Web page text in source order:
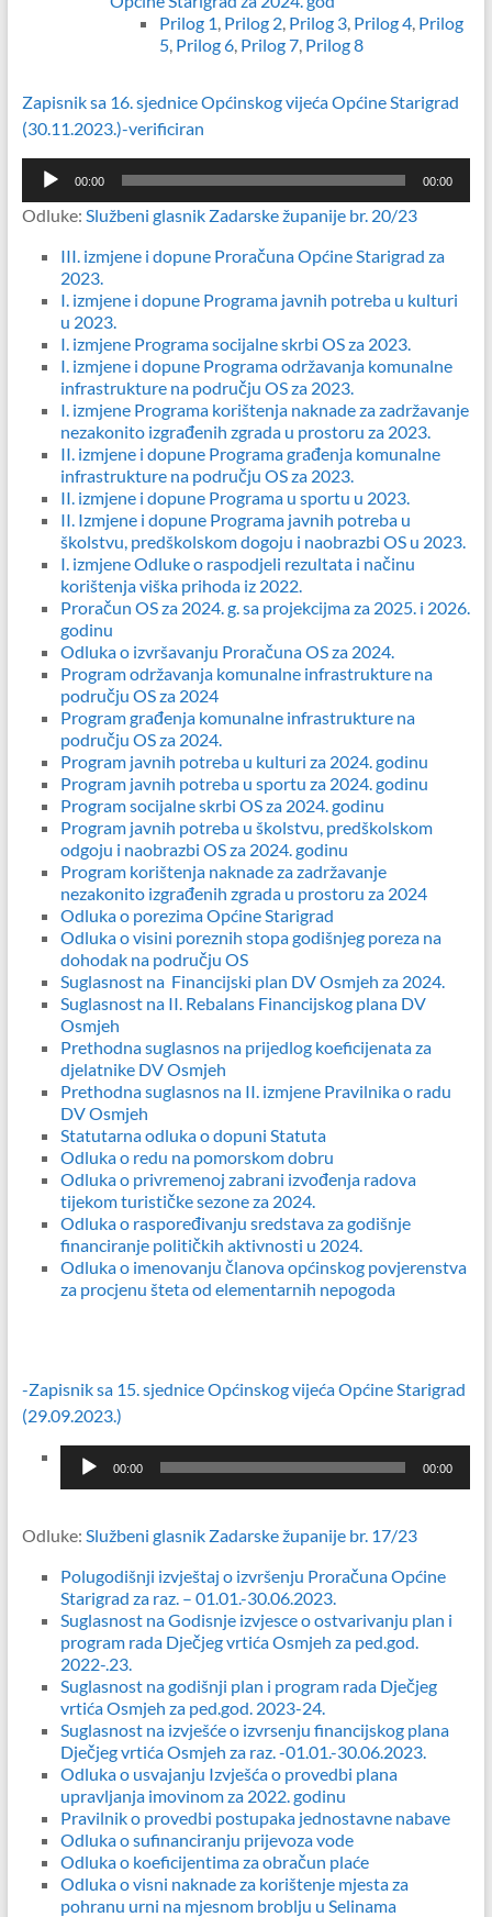
Prilog 1, Prilog 2, Prilog 3, Prilog 4, Prilog
5, Prilog 6, Prilog 7, Prilog 8
Zapisnik sa 16. sjednice Općinskog vijeća Općine Starigrad
(30.11.2023.)-verificiran
Reproduktor
audiozapisa
00:00 00:00
Odluke: Službeni glasnik Zadarske županije br. 20/23
III. izmjene i dopune Proračuna Općine Starigrad za
2023.
I. izmjene i dopune Programa javnih potreba u kulturi
u 2023.
I. izmjene Programa socijalne skrbi OS za 2023.
I. izmjene i dopune Programa održavanja komunalne
infrastrukture na području OS za 2023.
I. izmjene Programa korištenja naknade za zadržavanje
nezakonito izgrađenih zgrada u prostoru za 2023.
II. izmjene i dopune Programa građenja komunalne
infrastrukture na području OS za 2023.
II. izmjene i dopune Programa u sportu u 2023.
II. Izmjene i dopune Programa javnih potreba u
školstvu, predškolskom dogoju i naobrazbi OS u 2023.
I. izmjene Odluke o raspodjeli rezultata i načinu
korištenja viška prihoda iz 2022.
Proračun OS za 2024. g. sa projekcijma za 2025. i 2026.
godinu
Odluka o izvršavanju Proračuna OS za 2024.
Program održavanja komunalne infrastrukture na
području OS za 2024
Program građenja komunalne infrastrukture na
području OS za 2024.
Program javnih potreba u kulturi za 2024. godinu
Program javnih potreba u sportu za 2024. godinu
Program socijalne skrbi OS za 2024. godinu
Program javnih potreba u školstvu, predškolskom
odgoju i naobrazbi OS za 2024. godinu
Program korištenja naknade za zadržavanje
nezakonito izgrađenih zgrada u prostoru za 2024
Odluka o porezima Općine Starigrad
Odluka o visini poreznih stopa godišnjeg poreza na
dohodak na području OS
Suglasnost na Financijski plan DV Osmjeh za 2024.
Suglasnost na II. Rebalans Financijskog plana DV
Osmjeh
Prethodna suglasnos na prijedlog koeficijenata za
djelatnike DV Osmjeh
Prethodna suglasnos na II. izmjene Pravilnika o radu
DV Osmjeh
Statutarna odluka o dopuni Statuta
Odluka o redu na pomorskom dobru
Odluka o privremenoj zabrani izvođenja radova
tijekom turističke sezone za 2024.
Odluka o raspoređivanju sredstava za godišnje
financiranje političkih aktivnosti u 2024.
Odluka o imenovanju članova općinskog povjerenstva
za procjenu šteta od elementarnih nepogoda
-Zapisnik sa 15. sjednice Općinskog vijeća Općine Starigrad
(29.09.2023.)
Reproduktor
audiozapisa
00:00 00:00
Odluke: Službeni glasnik Zadarske županije br. 17/23
Polugodišnji izvještaj o izvršenju Proračuna Općine
Starigrad za raz. – 01.01.-30.06.2023.
Suglasnost na Godisnje izvjesce o ostvarivanju plan i
program rada Dječjeg vrtića Osmjeh za ped.god.
2022-.23.
Suglasnost na godišnji plan i program rada Dječjeg
vrtića Osmjeh za ped.god. 2023-24.
Suglasnost na izvješće o izvrsenju financijskog plana
Dječjeg vrtića Osmjeh za raz. -01.01.-30.06.2023.
Odluka o usvajanju Izvješća o provedbi plana
upravljanja imovinom za 2022. godinu
Pravilnik o provedbi postupaka jednostavne nabave
Odluka o sufinanciranju prijevoza vode
Odluka o koeficijentima za obračun plaće
Odluka o visni naknade za korištenje mjesta za
pohranu urni na mjesnom broblju u Selinama